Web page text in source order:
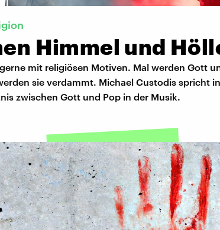
Himmel und
mit religiösen Motiven. Mal werden Gott
sie verdammt. Michael Custodis spricht
zwischen Gott und Pop in der Musik.